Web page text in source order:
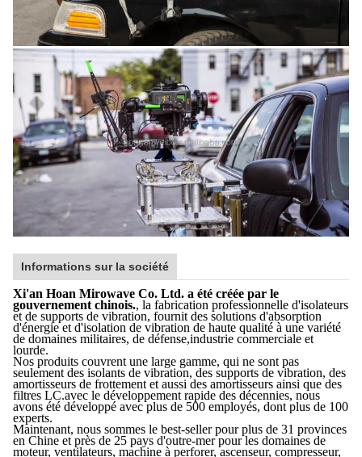
Informations sur la société
Xi'an Hoan Mirowave Co. Ltd. a été créée par le
gouvernement chinois., la fabrication professionnelle d'isolateurs
et de supports de vibration, fournit des solutions d'absorption
d'énergie et d'isolation de vibration de haute qualité à une variété
de domaines militaires, de défense,industrie commerciale et
lourde.
Nos produits couvrent une large gamme, qui ne sont pas
seulement des isolants de vibration, des supports de vibration, des
amortisseurs de frottement et aussi des amortisseurs ainsi que des
filtres LC.avec le développement rapide des décennies, nous
avons été développé avec plus de 500 employés, dont plus de 100
experts.
Maintenant, nous sommes le best-seller pour plus de 31 provinces
en Chine et près de 25 pays d'outre-mer pour les domaines de
moteur, ventilateurs, machine à perforer, ascenseur, compresseur,